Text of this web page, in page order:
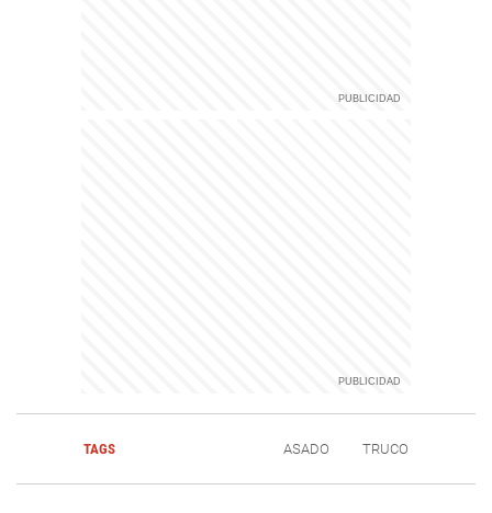
TAGS ASADO TRUCO